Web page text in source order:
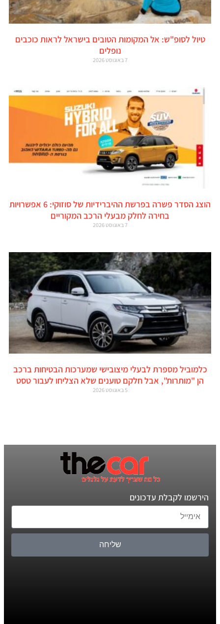
טיול לסופ"ש: אל המקומות הטובים בישראל לראות כוכבים
נופלים
הוצג הסדר פשרה בפרשת ההיברידיות של סוזוקי: 6 אפשרויות
בחירה לחלק מבעלי הרכב המקוריים
כלמוביל מספרת לבעלי מיצובישי שמערכות הבטיחות ברכב
הן "מותרות", אבל חלקם טוענים שלא הצליחו לעבור טסט
הירשמו לקבלת עדכונים
שליחה